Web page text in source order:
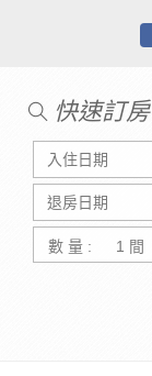
快速訂房
數 量 :